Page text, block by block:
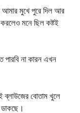
আমার মুখে পুরে দিল আর
মনে ছিল কষ্টই
না কারন এখন
ব্লাউজের বোতাম খুলে